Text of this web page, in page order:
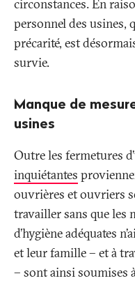
circonstances. En
personnel des usines,
précarité, est
survie.
Manque de
usines
Outre les fermetures
inquiétantes
ouvrières et ouvriers
travailler sans que les
d’hygiène adéquates
et leur famille – et à
– sont ainsi soumises